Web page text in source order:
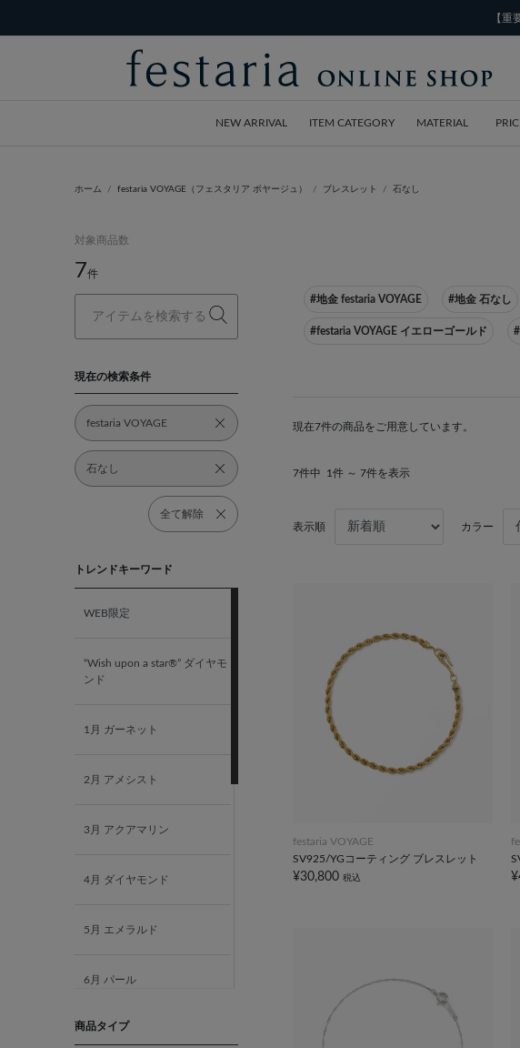
【重
NEW ARRIVAL ITEM CATEGORY MATERIAL
ホーム festaria VOYAGE（フェスタリア ボヤージュ） ブレスレット 石なし
対象商品数
7件
現在の検索条件
festaria VOYAGE
石なし
全て解除
トレンドキーワード
WEB限定
“Wish upon a star®” ダイヤモ
ンド
1月 ガーネット
2月 アメシスト
3月 アクアマリン
4月 ダイヤモンド
5月 エメラルド
6月 パール
7月 ルビー
商品タイプ
#地金 festaria VOYAGE #地金 石なし
#festaria VOYAGE イエローゴールド
現在7件の商品をご用意しています。
7件中 1件 ～ 7件を表示
表示順 カラー
festaria VOYAGE
SV925/YGコーティング ブレスレット
¥30,800 税込